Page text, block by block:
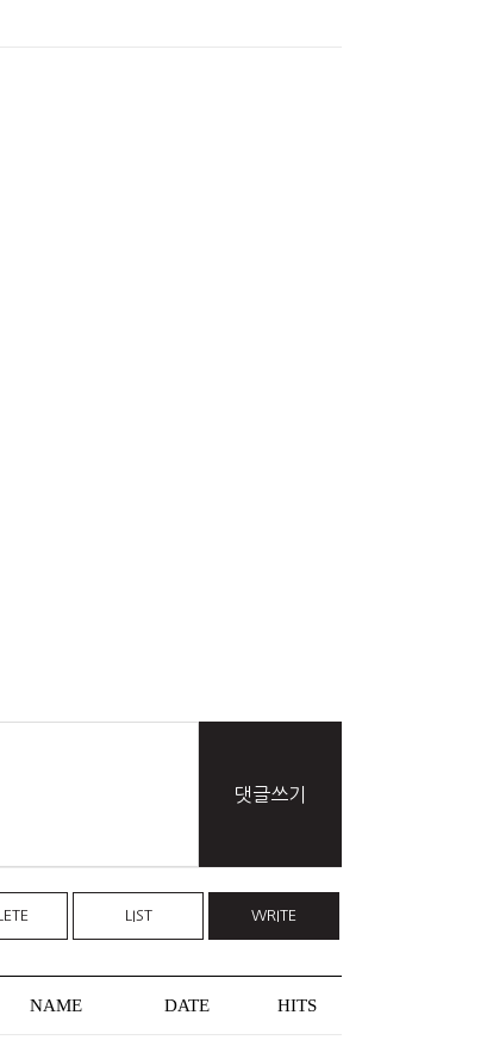
댓글쓰기
LIST WRITE
NAME DATE HITS